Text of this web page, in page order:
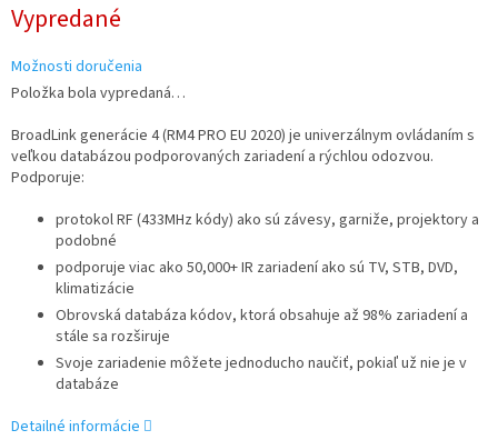
cena:
Vypredané
Možnosti doručenia
Položka bola vypredaná…
BroadLink generácie 4 (RM4 PRO EU 2020) je univerzálnym ovládaním s
veľkou databázou podporovaných zariadení a rýchlou odozvou.
Podporuje:
protokol RF (433MHz kódy) ako sú závesy, garniže, projektory a
podobné
podporuje viac ako 50,000+ IR zariadení ako sú TV, STB, DVD,
klimatizácie
Obrovská databáza kódov, ktorá obsahuje až 98% zariadení a
stále sa rozširuje
Svoje zariadenie môžete jednoducho naučiť, pokiaľ už nie je v
databáze
Detailné informácie